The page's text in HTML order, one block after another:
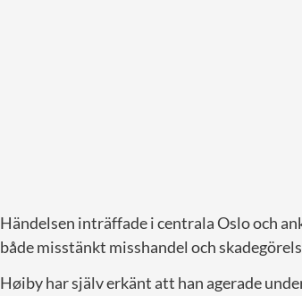
Händelsen inträffade i centrala Oslo och
både misstänkt misshandel och
Høiby har själv erkänt att han agerade